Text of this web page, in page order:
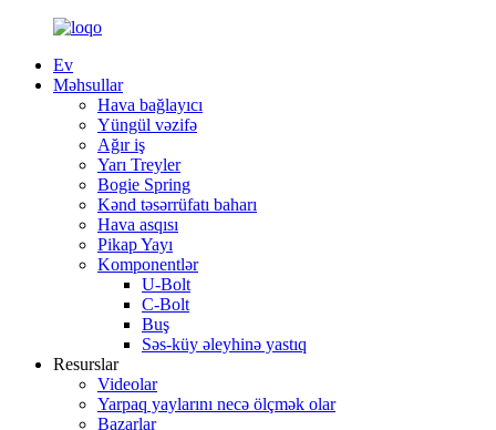
Ev
Məhsullar
Hava bağlayıcı
Yüngül vəzifə
Ağır iş
Yarı Treyler
Bogie Spring
Kənd təsərrüfatı baharı
Hava asqısı
Pikap Yayı
Komponentlər
U-Bolt
C-Bolt
Buş
Səs-küy əleyhinə yastıq
Resurslar
Videolar
Yarpaq yaylarını necə ölçmək olar
Bazarlar